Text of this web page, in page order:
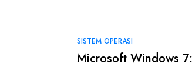
SISTEM OPERASI
Microsoft Windows